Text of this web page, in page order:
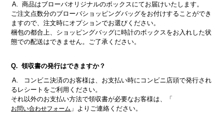
商品はブローバオリジナルのボックスにてお届けいたします。
ご注文点数分のブローバショッピングバッグをお付けすることができ
ますので、注文時にオプションでお選びください。
梱包の都合上、ショッピングバッグに時計のボックスをお入れした状
態での配送はできません。ご了承ください。
領収書の発行はできますか？
コンビニ決済のお客様は、お支払い時にコンビニ店頭で発行され
るレシートをご利用ください。
それ以外のお支払い方法で領収書が必要なお客様は、「
お問い合わせフォーム 」よりご連絡ください。